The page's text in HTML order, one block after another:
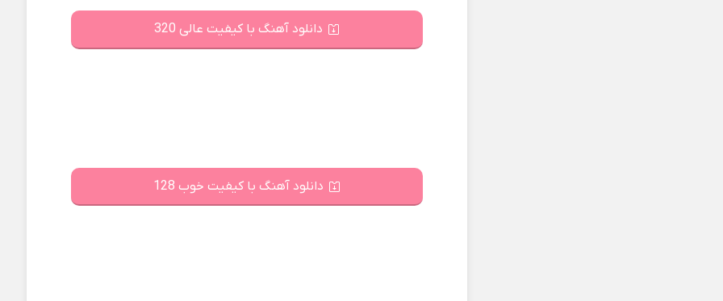
دانلود آهنگ با کیفیت عالی 320
دانلود آهنگ با کیفیت خوب 128